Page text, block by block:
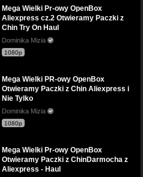
Mega Wielki Pr-owy OpenBox
Aliexpress cz.2 Otwieramy Paczki z
Chin Try On Haul
Dominika Mizia
1080p
Mega Wielki PR-owy OpenBox
Otwieramy Paczki z Chin Aliexpress i
Nie Tylko
Dominika Mizia
1080p
Mega Wielki Pr-owy OpenBox
Otwieramy Paczki z ChinDarmocha z
Aliexpress - Haul